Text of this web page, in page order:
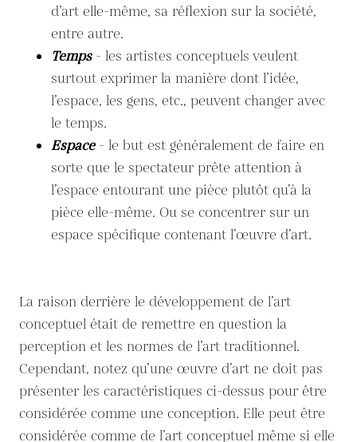
d’art elle-même, sa réflexion sur la société,
entre autre.
Temps- les artistes conceptuels veulent
surtout exprimer la manière dont l’idée,
l’espace, les gens, etc., peuvent changer avec
le temps.
Espace- le but est généralement de faire en
sorte que le spectateur prête attention à
l’espace entourant une pièce plutôt qu’à la
pièce elle-même. Ou se concentrer sur un
espace spécifique contenant l’œuvre d’art.
La raison derrière le développement de l’art
conceptuel était de remettre en question la
perception et les normes de l’art traditionnel.
Cependant, notez qu’une œuvre d’art ne doit pas
présenter les caractéristiques ci-dessus pour être
considérée comme une conception. Elle peut être
considérée comme de l’art conceptuel même si elle